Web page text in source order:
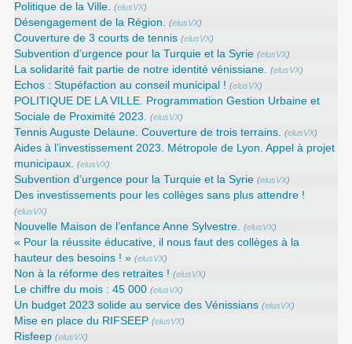
Politique de la Ville. (elusVX)
Désengagement de la Région. (elusVX)
Couverture de 3 courts de tennis (elusVX)
Subvention d’urgence pour la Turquie et la Syrie (elusVX)
La solidarité fait partie de notre identité vénissiane. (elusVX)
Echos : Stupéfaction au conseil municipal ! (elusVX)
POLITIQUE DE LA VILLE. Programmation Gestion Urbaine et
Sociale de Proximité 2023. (elusVX)
Tennis Auguste Delaune. Couverture de trois terrains. (elusVX)
Aides à l’investissement 2023. Métropole de Lyon. Appel à projet
municipaux. (elusVX)
Subvention d’urgence pour la Turquie et la Syrie (elusVX)
Des investissements pour les collèges sans plus attendre !
(elusVX)
Nouvelle Maison de l’enfance Anne Sylvestre. (elusVX)
« Pour la réussite éducative, il nous faut des collèges à la
hauteur des besoins ! » (elusVX)
Non à la réforme des retraites ! (elusVX)
Le chiffre du mois : 45 000 (elusVX)
Un budget 2023 solide au service des Vénissians (elusVX)
Mise en place du RIFSEEP (elusVX)
Risfeep (elusVX)